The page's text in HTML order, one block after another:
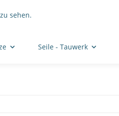
sehen.
Seile - Tauwerk